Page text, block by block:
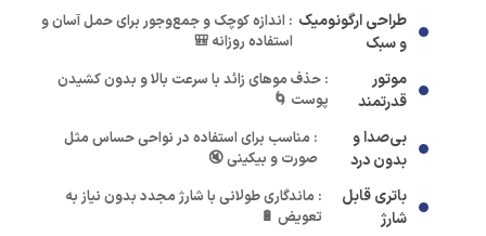
طراحی ارگونومیک
و سبک
: اندازه کوچک و جمع‌وجور برای حمل آسان و
استفاده روزانه 🎒
موتور
قدرتمند
: حذف موهای زائد با سرعت بالا و بدون کشیدن
پوست 🌀
بی‌صدا و
بدون درد
: مناسب برای استفاده در نواحی حساس مثل
صورت و بیکینی 🔇
باتری قابل
شارژ
: ماندگاری طولانی با شارژ مجدد بدون نیاز به
تعویض 🔋